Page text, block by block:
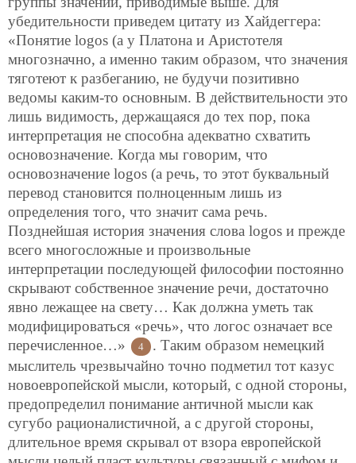
убедительности приведем цитату из Хайдеггера:
«Понятие logos (а у Платона и Аристотеля
многозначно, а именно таким образом, что значения
тяготеют к разбеганию, не будучи позитивно
ведомы каким-то основным. В действительности это
лишь видимость, держащаяся до тех пор, пока
интерпретация не способна адекватно схватить
основозначение. Когда мы говорим, что
основозначение logos (а речь, то этот буквальный
перевод становится полноценным лишь из
определения того, что значит сама речь.
Позднейшая история значения слова logos и прежде
всего многосложные и произвольные
интерпретации последующей философии постоянно
скрывают собственное значение речи, достаточно
явно лежащее на свету… Как должна уметь так
модифицироваться «речь», что логос означает все
перечисленное…»
4
. Таким образом немецкий
мыслитель чрезвычайно точно подметил тот казус
новоевропейской мысли, который, с одной стороны,
предопределил понимание античной мысли как
сугубо рационалистичной, а с другой стороны,
длительное время скрывал от взора европейской